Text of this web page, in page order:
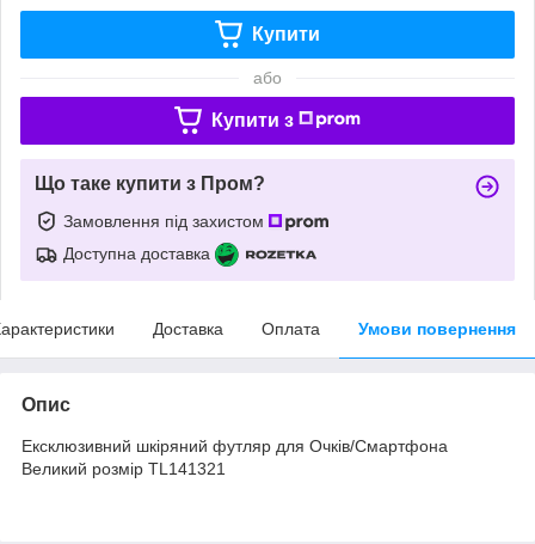
Купити
або
Купити з
Що таке купити з Пром?
Замовлення під захистом
Доступна доставка
Доставка Оплата Умови повернення
Опис
Ексклюзивний шкіряний футляр для Очків/Смартфона
Великий розмір TL141321